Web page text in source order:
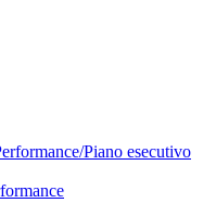
Piano esecutivo